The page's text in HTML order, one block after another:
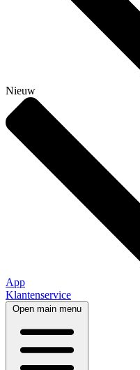
Nieuw
App
Klantenservice
Open main menu